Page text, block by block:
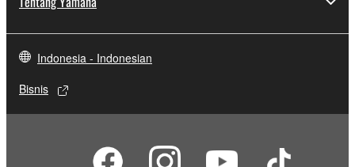
Indonesia - Indonesian
Bisnis